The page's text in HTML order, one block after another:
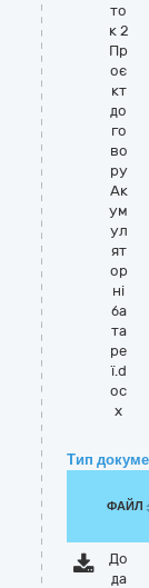
то
к 2
Пр
оє
кт
до
го
во
ру
Ак
ум
ул
ят
ор
ні
ба
та
ре
ї.d
oc
x
Тип
ФАЙЛ
До
да